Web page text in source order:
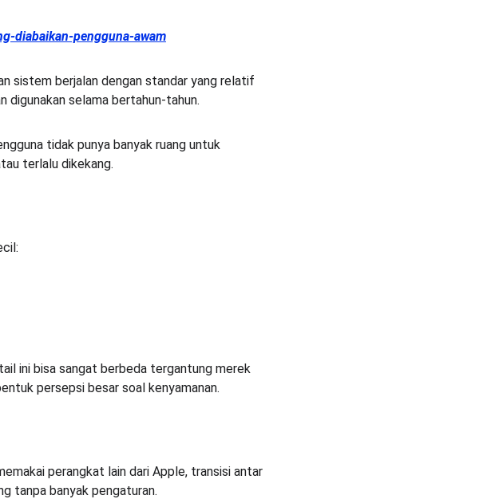
diabaikan-pengguna-awam
sistem berjalan dengan standar yang relatif
digunakan selama bertahun-tahun.
tidak punya banyak ruang untuk
terlalu dikekang.
ini bisa sangat berbeda tergantung merek
persepsi besar soal kenyamanan.
perangkat lain dari Apple, transisi antar
tanpa banyak pengaturan.